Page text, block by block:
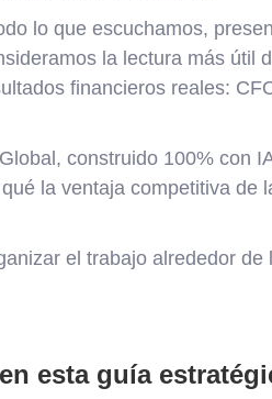
lo que escuchamos,
la lectura más útil
financieros reales:
construido 100% con
la ventaja competitiva de
el trabajo alrededor
esta guía